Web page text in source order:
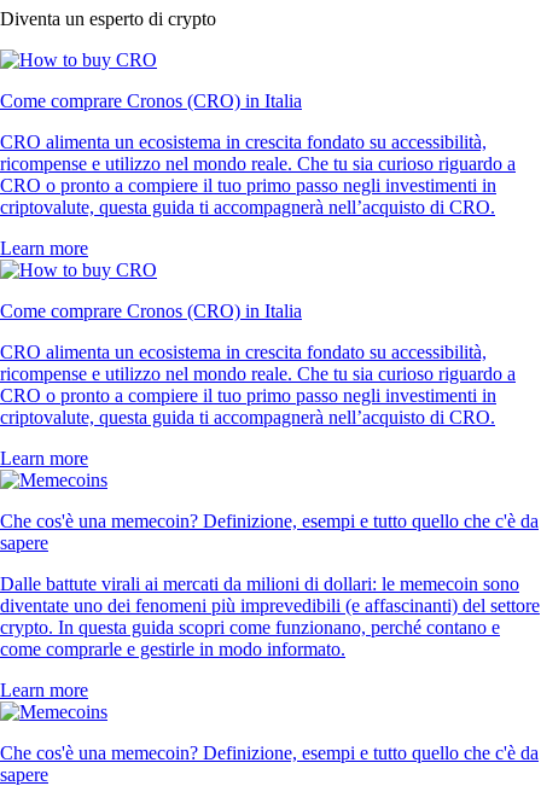
Diventa un esperto di crypto
Come comprare Cronos (CRO) in Italia
CRO alimenta un ecosistema in crescita fondato su accessibilità,
ricompense e utilizzo nel mondo reale. Che tu sia curioso riguardo a
CRO o pronto a compiere il tuo primo passo negli investimenti in
criptovalute, questa guida ti accompagnerà nell’acquisto di CRO.
Learn more
Come comprare Cronos (CRO) in Italia
CRO alimenta un ecosistema in crescita fondato su accessibilità,
ricompense e utilizzo nel mondo reale. Che tu sia curioso riguardo a
CRO o pronto a compiere il tuo primo passo negli investimenti in
criptovalute, questa guida ti accompagnerà nell’acquisto di CRO.
Learn more
Che cos'è una memecoin? Definizione, esempi e tutto quello che c'è da
sapere
Dalle battute virali ai mercati da milioni di dollari: le memecoin sono
diventate uno dei fenomeni più imprevedibili (e affascinanti) del settore
crypto. In questa guida scopri come funzionano, perché contano e
come comprarle e gestirle in modo informato.
Learn more
Che cos'è una memecoin? Definizione, esempi e tutto quello che c'è da
sapere